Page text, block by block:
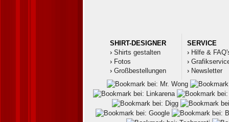
SHIRT-DESIGNER
› Shirts gestalten
› Fotos
› Großbestellungen
SERVICE
› Hilfe &
›
› Newsletter